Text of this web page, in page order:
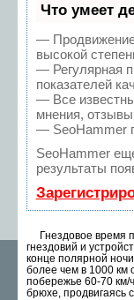
Что умеет
— Продвижение
высокой
— Регулярная
показателей
— Все
мнения,
— SeoHammer
SeoHammer
результаты
Гнездовое время
гнездовий и
конце полярной
более чем в 1000 км
побережье 60-70 км/
брюхе, продвигаясь